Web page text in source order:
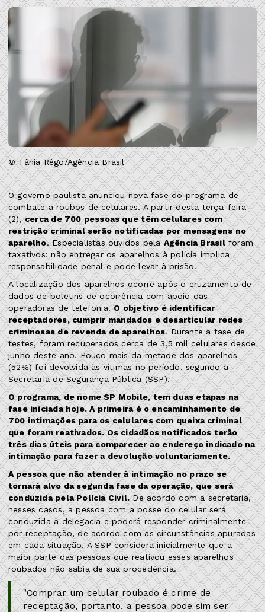
© Tânia Rêgo/Agência Brasil
O governo paulista anunciou nova fase do programa de
combate a roubos de celulares. A partir desta terça-feira
(2),cerca de 700 pessoas que têm celulares com
restrição criminal serão notificadas por mensagens no
aparelho. Especialistas ouvidos pelaAgência Brasilforam
taxativos: não entregar os aparelhos à polícia implica
responsabilidade penal e pode levar à prisão.
A localização dos aparelhos ocorre após o cruzamento de
dados de boletins de ocorrência com apoio das
operadoras de telefonia.O objetivo é identificar
receptadores, cumprir mandados e desarticular redes
criminosas de revenda de aparelhos. Durante a fase de
testes, foram recuperados cerca de 3,5 mil celulares desde
junho deste ano. Pouco mais da metade dos aparelhos
(52%) foi devolvida às vítimas no período, segundo a
Secretaria de Segurança Pública (SSP).
O programa, de nome SP Mobile, tem duas etapas na
fase iniciada hoje. A primeira é o encaminhamento de
700 intimações para os celulares com queixa criminal
que foram reativados. Os cidadãos notificados terão
três dias úteis para comparecer ao endereço indicado na
intimação para fazer a devolução voluntariamente.
A pessoa que não atender à intimação no prazo se
tornará alvo da segunda fase da operação, que será
conduzida pela Polícia Civil.De acordo com a secretaria,
nesses casos, a pessoa com a posse do celular será
conduzida à delegacia e poderá responder criminalmente
por receptação, de acordo com as circunstâncias apuradas
em cada situação. A SSP considera inicialmente que a
maior parte das pessoas que reativou esses aparelhos
roubados não sabia de sua procedência.
"Comprar um celular roubado é crime de
receptação, portanto, a pessoa pode sim ser